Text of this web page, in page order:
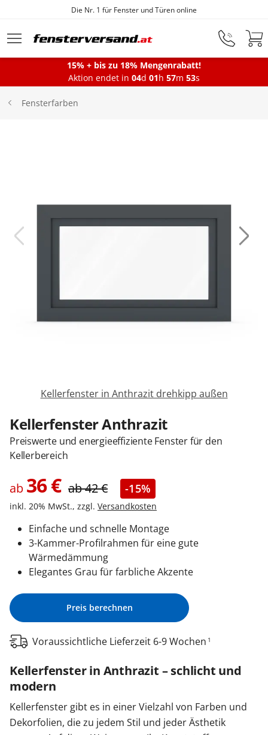
Zum Hauptinhalt springen
Die Nr. 1 für Fenster und Türen online
Fenster
Anmelden / Registrieren
Kontakt / Hilfe
15% + bis zu 18% Mengenrabatt!
Aktion endet in 04d 01h 57m 53s
Fensterfarben
Kellerfenster in Anthrazit drehkipp außen
Kellerfenster Anthrazit
Preiswerte und energieeffiziente Fenster für den
Kellerbereich
ab 36€ ab42€ -15%
inkl. 20% MwSt., zzgl. Versandkosten
Einfache und schnelle Montage
3-Kammer-Profilrahmen für eine gute
Wärmedämmung
Elegantes Grau für farbliche Akzente
Preis berechnen
Voraussichtliche Lieferzeit 6-9 Wochen 1
Kellerfenster in Anthrazit – schlicht und
modern
Kellerfenster gibt es in einer Vielzahl von Farben und
Dekorfolien, die zu jedem Stil und jeder Ästhetik